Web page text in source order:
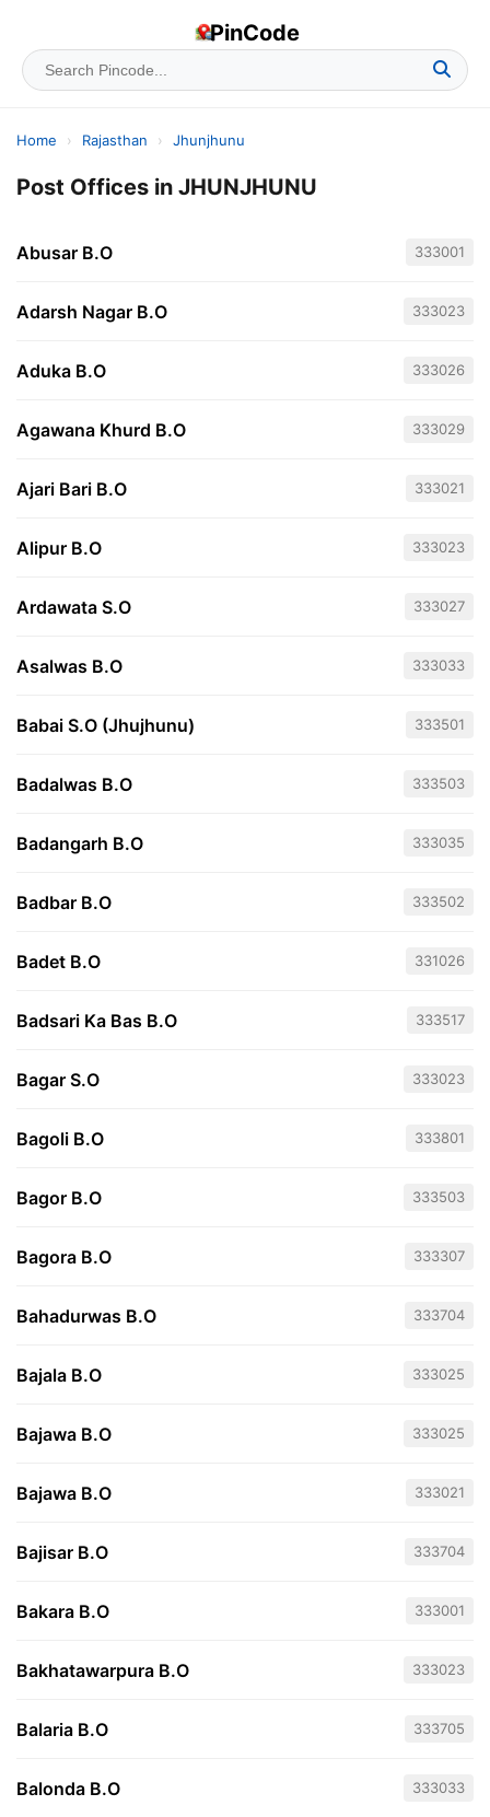
PinCode
Home › Rajasthan › Jhunjhunu
Post Offices in JHUNJHUNU
Abusar B.O 333001
Adarsh Nagar B.O 333023
Aduka B.O 333026
Agawana Khurd B.O 333029
Ajari Bari B.O 333021
Alipur B.O 333023
Ardawata S.O 333027
Asalwas B.O 333033
Babai S.O (Jhujhunu) 333501
Badalwas B.O 333503
Badangarh B.O 333035
Badbar B.O 333502
Badet B.O 331026
Badsari Ka Bas B.O 333517
Bagar S.O 333023
Bagoli B.O 333801
Bagor B.O 333503
Bagora B.O 333307
Bahadurwas B.O 333704
Bajala B.O 333025
Bajawa B.O 333025
Bajawa B.O 333021
Bajisar B.O 333704
Bakara B.O 333001
Bakhatawarpura B.O 333023
Balaria B.O 333705
Balonda B.O 333033